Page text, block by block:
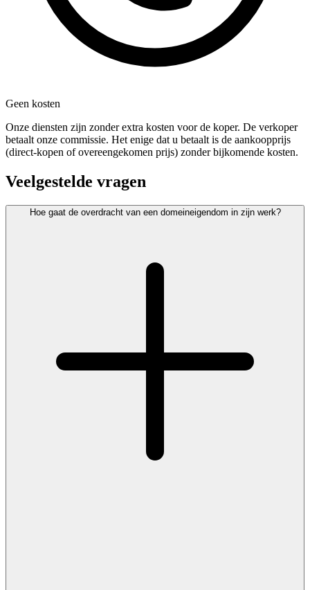
Geen kosten
Onze diensten zijn zonder extra kosten voor de koper. De verkoper
betaalt onze commissie. Het enige dat u betaalt is de aankoopprijs
(direct-kopen of overeengekomen prijs) zonder bijkomende kosten.
Veelgestelde vragen
Hoe gaat de overdracht van een domeineigendom in zijn werk?